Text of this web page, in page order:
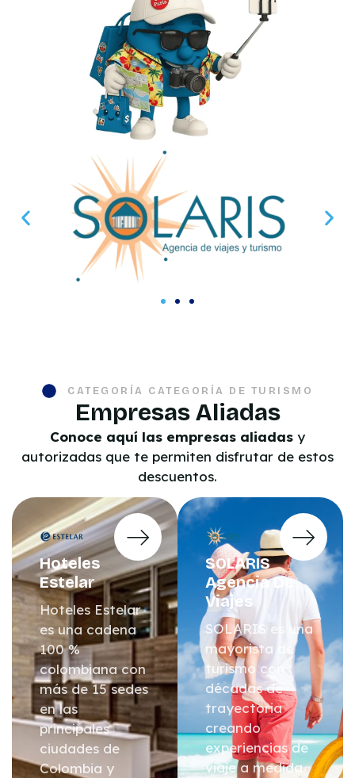
CATEGORÍA CATEGORÍA DE TURISMO
Empresas Aliadas
Conoce aquí las empresas aliadas y
autorizadas que te permiten disfrutar de estos
descuentos.
Hoteles
Estelar
Hoteles Estelar
es una cadena
100 %
colombiana con
más de 15 sedes
en las
principales
ciudades de
Colombia y
SOLARIS
Agencia De
Viajes
SOLARIS es una
mayorista de
turismo con
décadas de
trayectoria
creando
experiencias de
viaje a medida